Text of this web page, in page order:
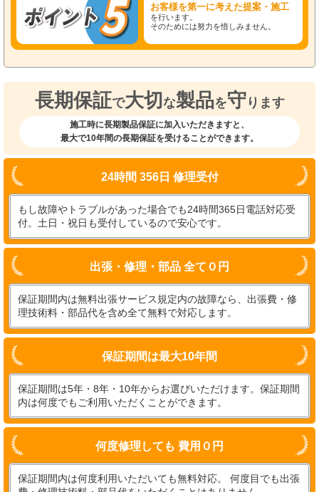
お客様を第一に考えた提案・施工
を行います。
そのためには努力を惜しみません。
長期保証で大切 な製品を守 ります
施工時に長期製品保証に加入いただきますと、
最大で10年間の長期保証を受けることができます。
24時間 356日 修理受付
もし故障やトラブルがあった場合でも24時間365日電話対応受
付。土日・祝日も受付しているので安心です。
出張・修理・部品 全て０円
保証期間内は無料出張サービス規定内の故障なら、出張費・修
理技術料・部品代を含め全て無料で対応します。
保証期間は最大10年間
保証期間は5年・8年・10年からお選びいただけます。保証期間
内は何度でもご利用いただくことができます。
何度修理しても 費用０円
保証期間内は何度利用いただいても無料対応。 何度目でも出張